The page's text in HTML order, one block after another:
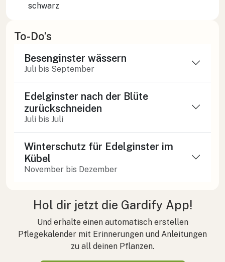
schwarz
To-Do’s
Besenginster wässern
Juli bis September
Edelginster nach der Blüte
zurückschneiden
Juli bis Juli
Winterschutz für Edelginster im
Kübel
November bis Dezember
Hol dir jetzt die Gardify App!
Und erhalte einen automatisch erstellen
Pflegekalender mit Erinnerungen und Anleitungen
zu all deinen Pflanzen.